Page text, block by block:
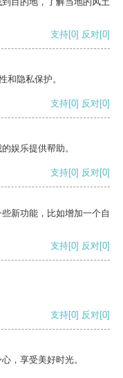
支持[0] 反对[0]
和隐私保护。
支持[0] 反对[0]
娱乐提供帮助。
支持[0] 反对[0]
新功能，比如增加一个自
支持[0] 反对[0]
支持[0] 反对[0]
，享受美好时光。